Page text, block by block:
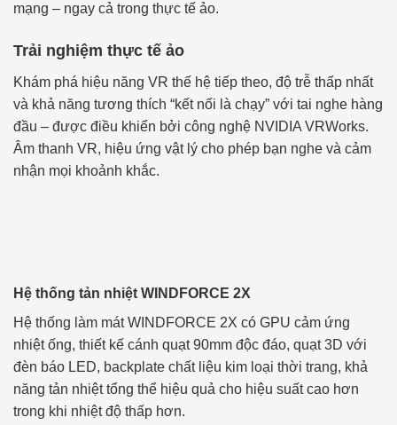
mạng – ngay cả trong thực tế ảo.
Trải nghiệm thực tế ảo
Khám phá hiệu năng VR thế hệ tiếp theo, độ trễ thấp nhất
và khả năng tương thích “kết nối là chạy” với tai nghe hàng
đầu – được điều khiển bởi công nghệ NVIDIA VRWorks.
Âm thanh VR, hiệu ứng vật lý cho phép bạn nghe và cảm
nhận mọi khoảnh khắc.
Hệ thống tản nhiệt WINDFORCE 2X
Hệ thống làm mát WINDFORCE 2X có GPU cảm ứng
nhiệt ống, thiết kế cánh quạt 90mm độc đáo, quạt 3D với
đèn báo LED, backplate chất liệu kim loại thời trang, khả
năng tản nhiệt tổng thể hiệu quả cho hiệu suất cao hơn
trong khi nhiệt độ thấp hơn.